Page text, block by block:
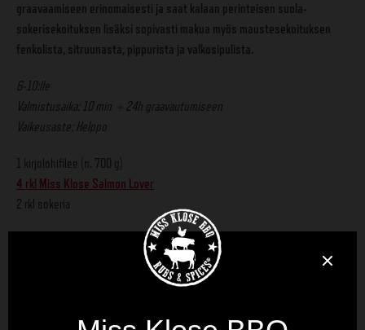
graavaamiseen erinomaisesti ja saat kalaan perinteisen suola-
sokerisekoituksen lisäksi sopivasti makua myös maustesekoituksen
fenkolista, sitruunasta, pippurista ja valkosipulista.
6-10:lle
Valmistusaika: 10 min + 24h graavautumiseen
Vaikeusaste: Helppo
1 kirjolohifilee (n. 700 g)
4 rkl Miss Klose Salmon Lover
2 rkl sokeria
Ripottele Salmon Lover ja sokeri lohen pintaan. Kääri leivinpaperiin ja sitten